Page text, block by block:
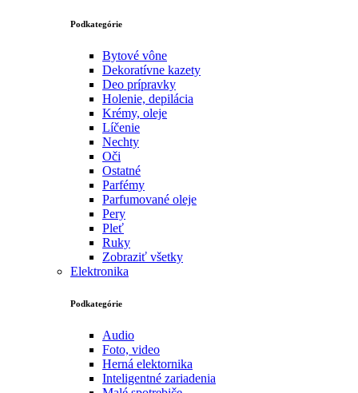
Podkategórie
Bytové vône
Dekoratívne kazety
Deo prípravky
Holenie, depilácia
Krémy, oleje
Líčenie
Nechty
Oči
Ostatné
Parfémy
Parfumované oleje
Pery
Pleť
Ruky
Zobraziť všetky
Elektronika
Podkategórie
Audio
Foto, video
Herná elektornika
Inteligentné zariadenia